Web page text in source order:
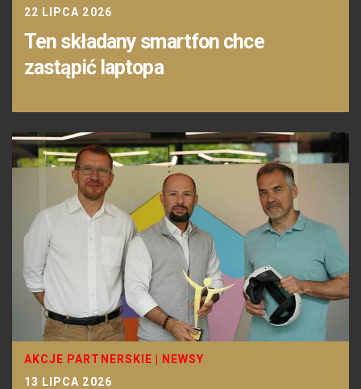
22 LIPCA 2026
Ten składany smartfon chce
zastąpić laptopa
AKCJE PARTNERSKIE
NEWSY
13 LIPCA 2026